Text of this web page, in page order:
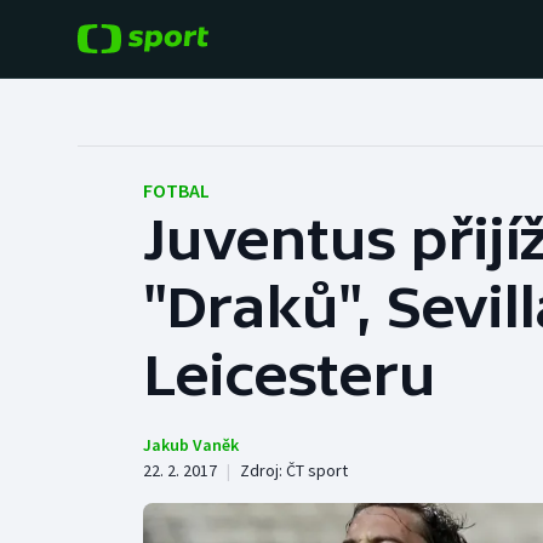
Hokej
Tenis
Atletika
Baseball a softbal
Basketbal
Biatlon
FOTBAL
Juventus
"Draků",
Leicesteru
Jakub Vaněk
22. 2. 2017 | Zdroj: ČT sport